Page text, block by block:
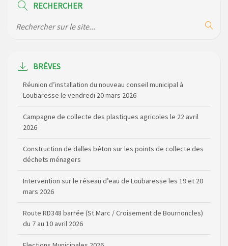
RECHERCHER
BRÊVES
Réunion d’installation du nouveau conseil municipal à
Campagne de collecte des plastiques agricoles le 22 avril
Construction de dalles béton sur les points de collecte des
Intervention sur le réseau d’eau de Loubaresse les 19 et 20
Route RD348 barrée (St Marc / Croisement de Bournoncles)
Elections Municipales 2026